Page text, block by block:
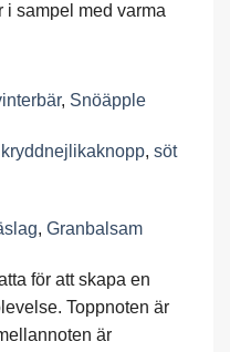
i sampel med varma
, Snöäpple
kryddnejlikaknopp, söt
, Granbalsam
för att skapa en
Toppnoten är
är